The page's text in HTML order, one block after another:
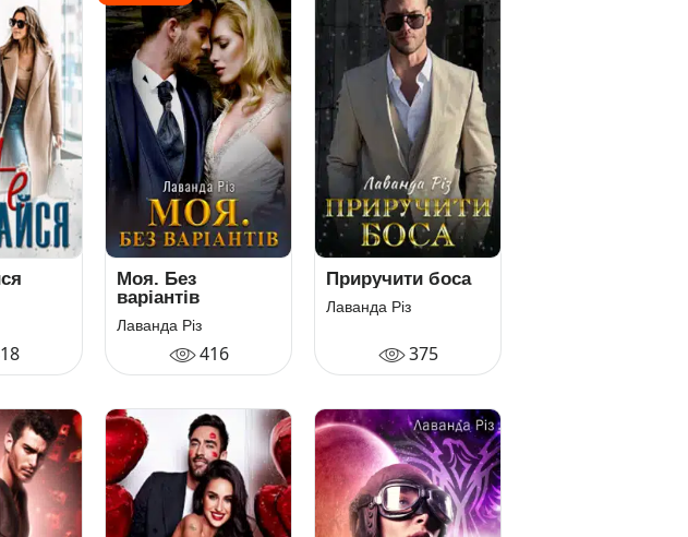
Моя. Без
варіантів
Лаванда Різ
416
Приручити боса
Лаванда Різ
375